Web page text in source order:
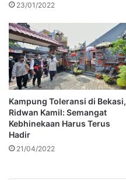
23/01/2022
Kampung Toleransi di Bekasi,
Ridwan Kamil: Semangat
Kebhinekaan Harus Terus
Hadir
21/04/2022